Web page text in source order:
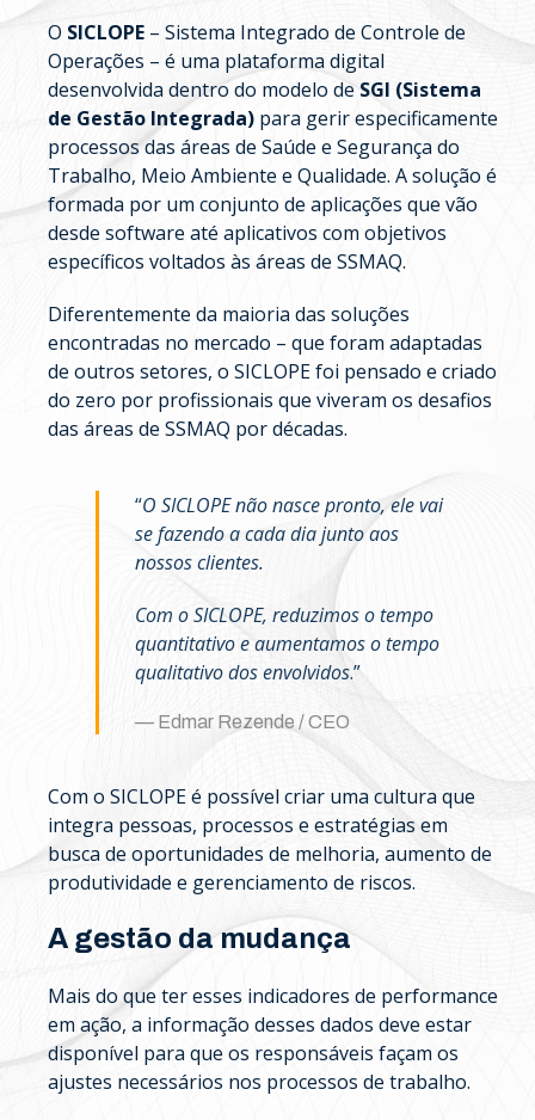
O SICLOPE – Sistema Integrado de Controle de
Operações – é uma plataforma digital
desenvolvida dentro do modelo de SGI (Sistema
de Gestão Integrada) para gerir especificamente
processos das áreas de Saúde e Segurança do
Trabalho, Meio Ambiente e Qualidade. A solução é
formada por um conjunto de aplicações que vão
desde software até aplicativos com objetivos
específicos voltados às áreas de SSMAQ.
Diferentemente da maioria das soluções
encontradas no mercado – que foram adaptadas
de outros setores, o SICLOPE foi pensado e criado
do zero por profissionais que viveram os desafios
das áreas de SSMAQ por décadas.
“O SICLOPE não nasce pronto, ele vai
se fazendo a cada dia junto aos
nossos clientes.
Com o SICLOPE, reduzimos o tempo
quantitativo e aumentamos o tempo
qualitativo dos envolvidos.”
Edmar Rezende / CEO
Com o SICLOPE é possível criar uma cultura que
integra pessoas, processos e estratégias em
busca de oportunidades de melhoria, aumento de
produtividade e gerenciamento de riscos.
A gestão da mudança
Mais do que ter esses indicadores de performance
em ação, a informação desses dados deve estar
disponível para que os responsáveis façam os
ajustes necessários nos processos de trabalho.